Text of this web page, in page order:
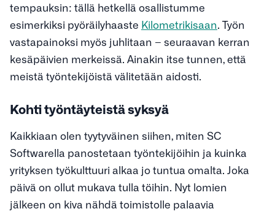
tempauksin: tällä hetkellä osallistumme
esimerkiksi pyöräilyhaaste Kilometrikisaan . Työn
vastapainoksi myös juhlitaan – seuraavan kerran
kesäpäivien merkeissä. Ainakin itse tunnen, että
meistä työntekijöistä välitetään aidosti.
Kohti työntäyteistä syksyä
Kaikkiaan olen tyytyväinen siihen, miten SC
Softwarella panostetaan työntekijöihin ja kuinka
yrityksen työkulttuuri alkaa jo tuntua omalta. Joka
päivä on ollut mukava tulla töihin. Nyt lomien
jälkeen on kiva nähdä toimistolle palaavia